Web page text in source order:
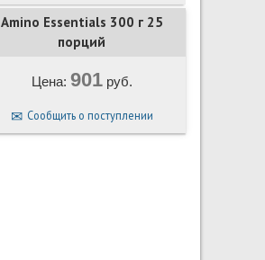
Amino Essentials 300 г 25
порций
Цена: 901руб.
Сообщить о поступлении